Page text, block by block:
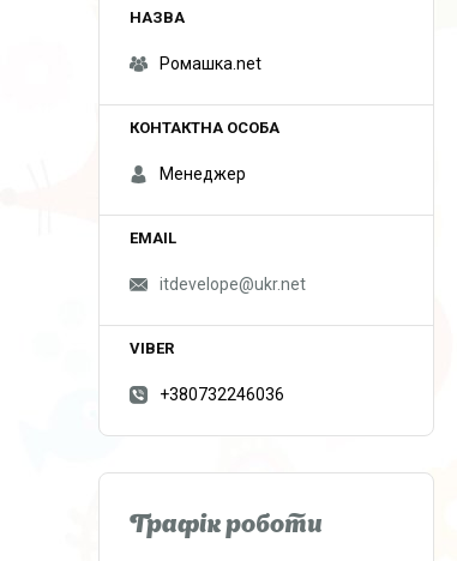
Ромашка.net
Менеджер
itdevelope@ukr.net
+380732246036
Графік роботи